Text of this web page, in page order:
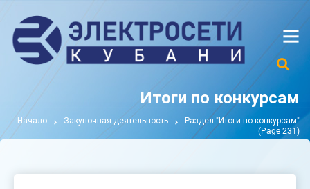
Итоги по конкурсам
Начало Закупочная деятельность
Раздел "Итоги по конкурсам"
(Page 231)